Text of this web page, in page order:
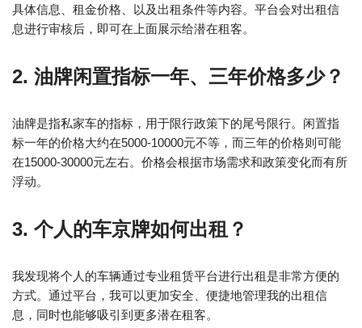
具体信息、租金价格、以及出租条件等内容。平台会对出租信
息进行审核后，即可在上面展示给潜在租客。
2. 油牌闲置指标一年、三年价格多少？
油牌是指私家车的指标，用于限行政策下的尾号限行。闲置指
标一年的价格大约在5000-10000元不等，而三年的价格则可能
在15000-30000元左右。价格会根据市场需求和政策变化而有所
浮动。
3. 个人的车京牌如何出租？
我发现将个人的车辆通过专业租赁平台进行出租是非常方便的
方式。通过平台，我可以更加安全、便捷地管理我的出租信
息，同时也能够吸引到更多潜在租客。